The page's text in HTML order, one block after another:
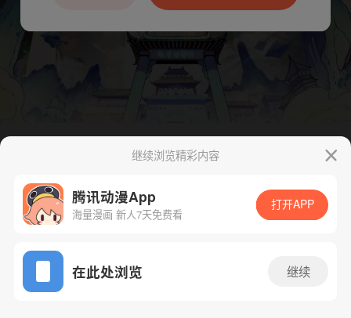
App免费看
腾漫App免费看
继续浏览精彩内容
腾讯动漫App
海量漫画 新人7天免费看
打开APP
在此处浏览 继续